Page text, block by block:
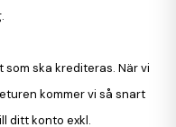
ska krediteras. När vi
kommer vi så snart
ditt konto exkl.